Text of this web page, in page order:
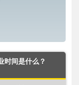
时间是什么？